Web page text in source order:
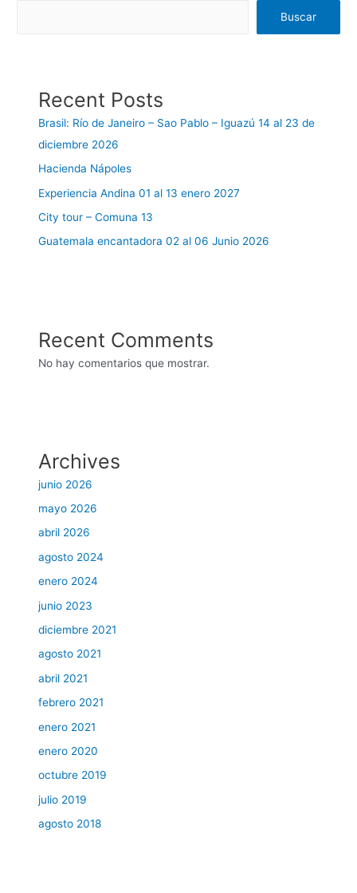
Buscar
Recent Posts
Brasil: Río de Janeiro – Sao Pablo – Iguazú 14 al 23 de
diciembre 2026
Hacienda Nápoles
Experiencia Andina 01 al 13 enero 2027
City tour – Comuna 13
Guatemala encantadora 02 al 06 Junio 2026
Recent Comments
No hay comentarios que mostrar.
Archives
junio 2026
mayo 2026
abril 2026
agosto 2024
enero 2024
junio 2023
diciembre 2021
agosto 2021
abril 2021
febrero 2021
enero 2021
enero 2020
octubre 2019
julio 2019
agosto 2018